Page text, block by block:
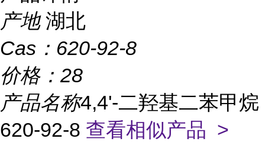
产地 湖北
Cas： 620-92-8
价格： 28
产品名称4,4'-二羟基二苯甲烷
620-92-8 查看相似产品 >